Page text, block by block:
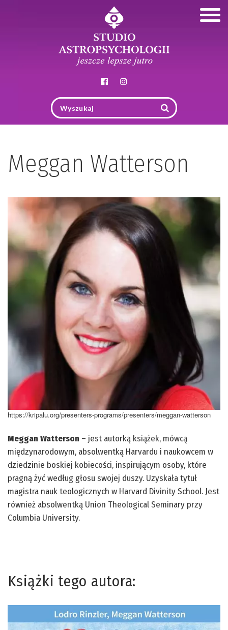
Meggan Watterson
https://kripalu.org/presenters-programs/presenters/meggan-watterson
Meggan Watterson – jest autorką książek, mówcą
międzynarodowym, absolwentką Harvardu i naukowcem w
dziedzinie boskiej kobiecości, inspirującym osoby, które
pragną żyć według głosu swojej duszy. Uzyskała tytuł
magistra nauk teologicznych w Harvard Divinity School. Jest
również absolwentką Union Theological Seminary przy
Columbia University.
Książki tego autora: